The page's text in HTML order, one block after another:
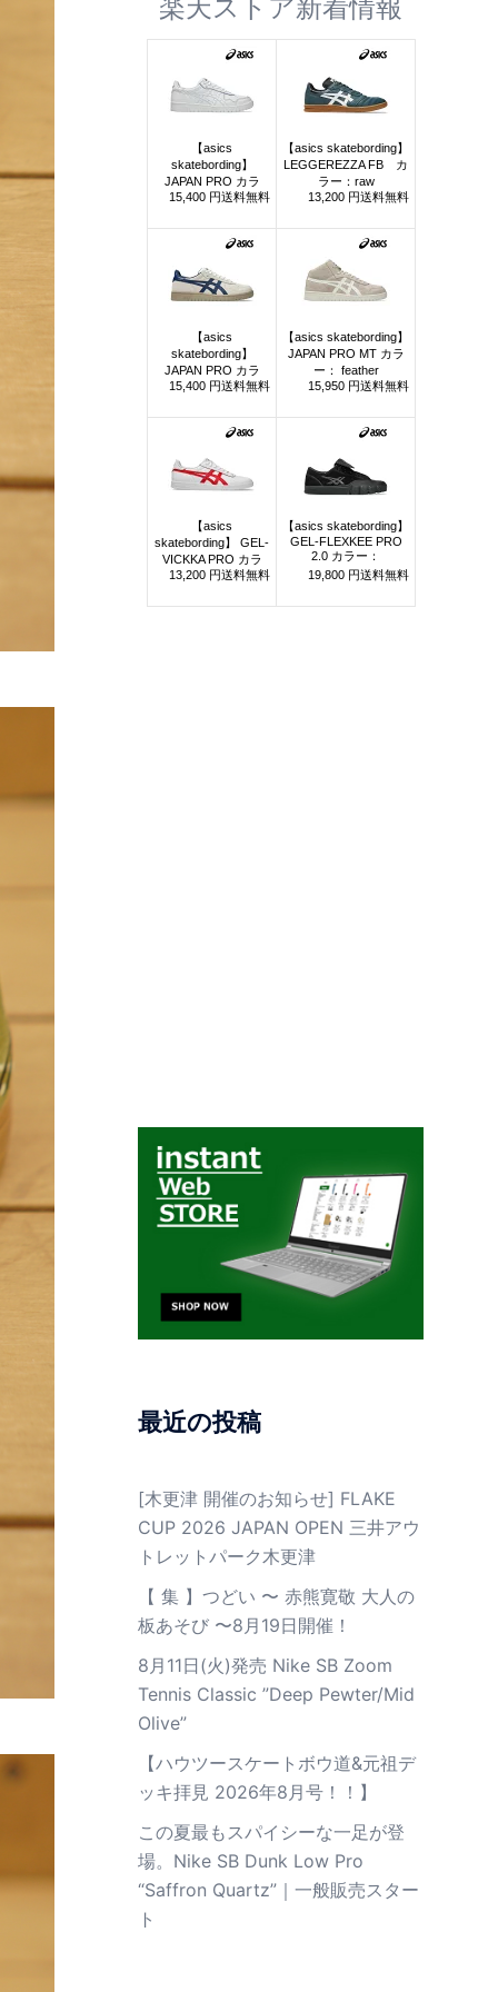
楽天ストア新着情報
最近の投稿
[木更津 開催のお知らせ] FLAKE
CUP 2026 JAPAN OPEN 三井アウ
トレットパーク木更津
【 集 】つどい 〜 赤熊寛敬 大人の
板あそび 〜8月19日開催！
8月11日(火)発売 Nike SB Zoom
Tennis Classic ”Deep Pewter/Mid
Olive”
【ハウツースケートボウ道&元祖デ
ッキ拝見 2026年8月号！！】
この夏最もスパイシーな一足が登
場。Nike SB Dunk Low Pro
“Saffron Quartz”｜一般販売スター
ト